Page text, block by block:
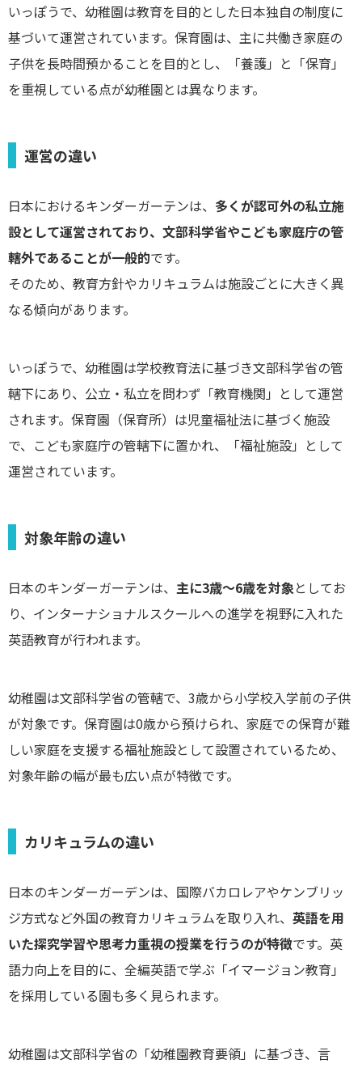
いっぽうで、幼稚園は教育を目的とした日本独自の制度に
基づいて運営されています。保育園は、主に共働き家庭の
子供を長時間預かることを目的とし、「養護」と「保育」
を重視している点が幼稚園とは異なります。
運営の違い
日本におけるキンダーガーテンは、 多くが認可外の私立施
設として運営されており、文部科学省やこども家庭庁の管
轄外であることが一般的です。
そのため、教育方針やカリキュラムは施設ごとに大きく異
なる傾向があります。
いっぽうで、幼稚園は学校教育法に基づき文部科学省の管
轄下にあり、公立・私立を問わず「教育機関」として運営
されます。保育園（保育所）は児童福祉法に基づく施設
で、こども家庭庁の管轄下に置かれ、「福祉施設」として
運営されています。
対象年齢の違い
日本のキンダーガーテンは、 主に3歳〜6歳を対象としてお
り、インターナショナルスクールへの進学を視野に入れた
英語教育が行われます。
幼稚園は文部科学省の管轄で、3歳から小学校入学前の子供
が対象です。保育園は0歳から預けられ、家庭での保育が難
しい家庭を支援する福祉施設として設置されているため、
対象年齢の幅が最も広い点が特徴です。
カリキュラムの違い
日本のキンダーガーデンは、国際バカロレアやケンブリッ
ジ方式など外国の教育カリキュラムを取り入れ、 英語を用
いた探究学習や思考力重視の授業を行うのが特徴です。英
語力向上を目的に、全編英語で学ぶ「イマージョン教育」
を採用している園も多く見られます。
幼稚園は文部科学省の「幼稚園教育要領」に基づき、言